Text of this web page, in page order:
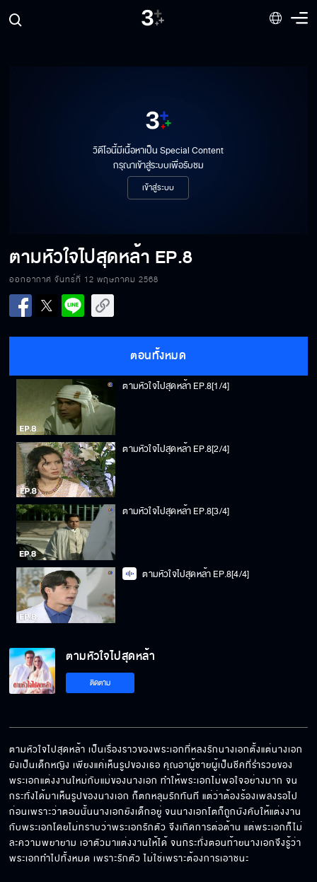
วิดีโอนี้มีเนื้อหาเป็น Special Content
กรุณาเข้าสู่ระบบเพื่อรับชม
เข้าสู่ระบบ
ตามหัวใจไปสุดหล้า EP.8
ออกอากาศ จันทร์ที่ 12 พฤษภาคม 2568
ตอนทั้งหมด
ตามหัวใจไปสุดหล้า EP.8[1/4]
ตามหัวใจไปสุดหล้า EP.8[2/4]
ตามหัวใจไปสุดหล้า EP.8[3/4]
ตามหัวใจไปสุดหล้า EP.8[4/4]
ตามหัวใจไปสุดหล้า
ติดตาม
ตามหัวใจไปสุดหล้า เป็นเรื่องราวของพระเอกที่หลงรักนางเอกตั้งแต่นางเอก
ยังเป็นเด็กหญิง เพียงแค่เห็นรูปของเธอ คุณอาผู้ชายผู้เป็นชีคที่ร่ำรวยของ
พระเอกแต่งงานใหม่กับแม่ของนางเอก ทำให้พระเอกไม่พอใจอย่างมาก จน
กระทั่งได้มาเห็นรูปของนางเอก ก็ตกหลุมรักทันที แต่ว่าต้องร้องเพลงรอไป
ก่อนเพราะว่าตอนนั้นนางเอกยังเด็กอยู่ จนนางเอกโตก็ถูกบังคับให้แต่งงาน
กับพระเอกโดยไม่ทราบว่าพระเอกรักตัว จึงเกิดการต่อต้าน แต่พระเอกก็ไม่
ละความพยายาม เอาตัวมาแต่งงานให้ได้ จนกระทั่งตอนท้ายนางเอกจึงรู้ว่า
พระเอกทำไปทั้งหมด เพราะรักตัว ไม่ใช่เพราะต้องการเอาชนะ